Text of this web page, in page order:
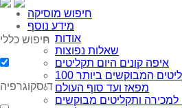
חיפוש מוסיקה
מידע נוסף
אודות
שאלות נפוצות
איפה קונים היום תקליטים
המבוקשים ביותר
מפאז ועד סוף העולם
למכירה ותקליטים מבוקשים
חיפוש כללי
דיסקוגרפיה